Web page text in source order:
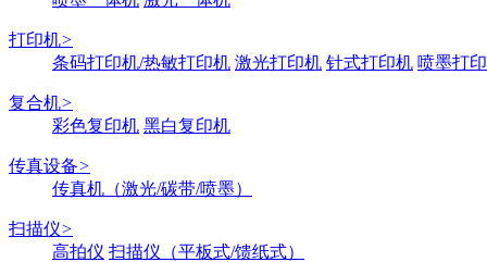
打印机>
条码打印机/热敏打印机 激光打印机 针式打印机 喷墨打
复合机>
彩色复印机 黑白复印机
传真设备>
传真机（激光/碳带/喷墨）
扫描仪>
高拍仪 扫描仪（平板式/馈纸式）